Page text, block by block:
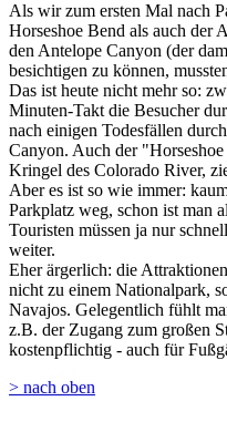
Als wir zum ersten Mal nach
Horseshoe Bend als auch der
den Antelope Canyon (der
besichtigen zu können,
Das ist heute nicht mehr so:
Minuten-Takt die Besucher
nach einigen Todesfällen
Canyon. Auch der
Kringel des Colorado River,
Aber es ist so wie immer:
Parkplatz weg, schon ist man
Touristen müssen ja nur
weiter.
Eher ärgerlich: die
nicht zu einem Nationalpark,
Navajos. Gelegentlich fühlt
z.B. der Zugang zum großen
kostenpflichtig - auch für
> nach oben